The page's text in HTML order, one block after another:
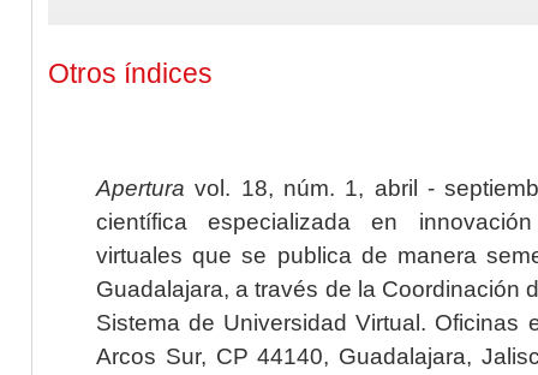
Otros índices
Apertura vol. 18, núm. 1, abril -
científica especializada en
virtuales que se publica de manera
Guadalajara, a través de la Coordinación
Sistema de Universidad Virtual. Oficinas
Arcos Sur, CP 44140, Guadalajara,